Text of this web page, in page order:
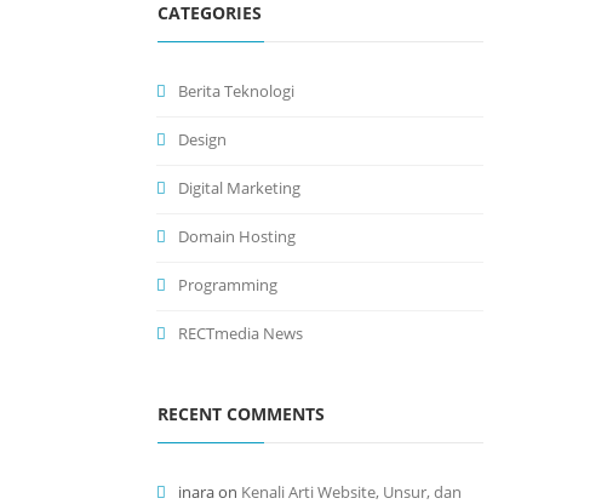
CATEGORIES
Berita Teknologi
Design
Digital Marketing
Domain Hosting
Programming
RECTmedia News
RECENT COMMENTS
inaraon Kenali Arti Website, Unsur, dan